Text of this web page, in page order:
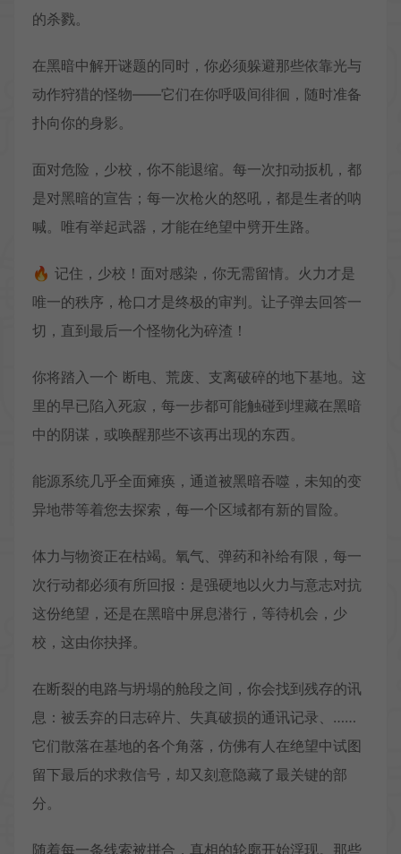
的杀戮。
在黑暗中解开谜题的同时，你必须躲避那些依靠光与
动作狩猎的怪物——它们在你呼吸间徘徊，随时准备
扑向你的身影。
面对危险，少校，你不能退缩。每一次扣动扳机，都
是对黑暗的宣告；每一次枪火的怒吼，都是生者的呐
喊。唯有举起武器，才能在绝望中劈开生路。
🔥 记住，少校！面对感染，你无需留情。火力才是
唯一的秩序，枪口才是终极的审判。让子弹去回答一
切，直到最后一个怪物化为碎渣！
你将踏入一个 断电、荒废、支离破碎的地下基地。这
里的早已陷入死寂，每一步都可能触碰到埋藏在黑暗
中的阴谋，或唤醒那些不该再出现的东西。
能源系统几乎全面瘫痪，通道被黑暗吞噬，未知的变
异地带等着您去探索，每一个区域都有新的冒险。
体力与物资正在枯竭。氧气、弹药和补给有限，每一
次行动都必须有所回报：是强硬地以火力与意志对抗
这份绝望，还是在黑暗中屏息潜行，等待机会，少
校，这由你抉择。
在断裂的电路与坍塌的舱段之间，你会找到残存的讯
息：被丢弃的日志碎片、失真破损的通讯记录、……
它们散落在基地的各个角落，仿佛有人在绝望中试图
留下最后的求救信号，却又刻意隐藏了最关键的部
分。
随着每一条线索被拼合，真相的轮廓开始浮现。那些